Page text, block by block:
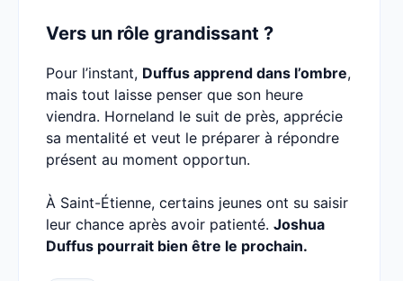
Vers un rôle grandissant ?
Pour l’instant, Duffus apprend dans l’ombre,
mais tout laisse penser que son heure
viendra. Horneland le suit de près, apprécie
sa mentalité et veut le préparer à répondre
présent au moment opportun.
À Saint-Étienne, certains jeunes ont su saisir
leur chance après avoir patienté. Joshua
Duffus pourrait bien être le prochain.